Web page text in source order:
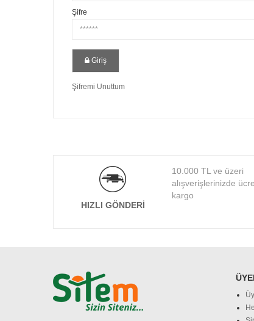
Şifre
Giriş
Şifremi Unuttum
HIZLI GÖNDERI
10.000 TL ve üzeri
alışverişlerinizde
kargo